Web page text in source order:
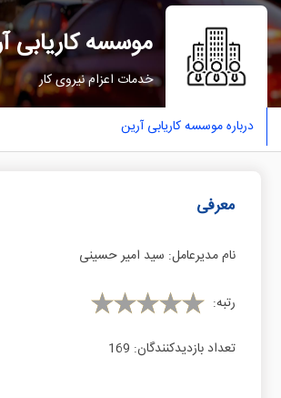
موسسه کاریابی
خدمات اعزام نيروی كار
درباره موسسه کاریابی آرﯾﻦ
معرفی
نام مدیرعامل: ﺳﯿﺪ اﻣﯿﺮ ﺣﺴﯿﻨﯽ
رتبه:
تعداد بازدیدکنندگان: 169